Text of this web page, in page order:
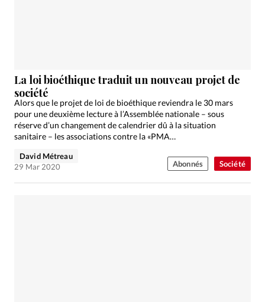
Actualité internationale
Chronique
Culture
Dossier
Opinions
Publireportage
Relations Aujourd'hui
Société
Tour du monde des Eglises
Trait d'Ixène
Société
La loi bioéthique traduit un nouveau projet de
société
Alors que le projet de loi de bioéthique reviendra le 30 mars
pour une deuxième lecture à l’Assemblée nationale – sous
réserve d’un changement de calendrier dû à la situation
sanitaire – les associations contre la «PMA…
David Métreau
29 Mar 2020
Abonnés